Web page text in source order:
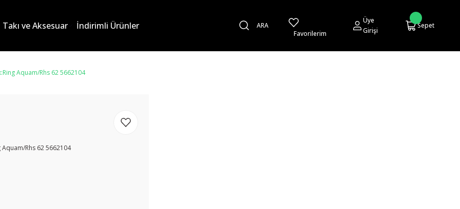
Takı ve Aksesuar İndirimli Ürünler
ARA
Favorilerim
Üye
Girişi
Sepet
Aquam/Rhs 62 5662104